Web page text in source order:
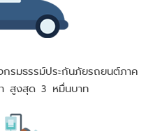
รมธรรม์ประกันภัยรถยนต์ภาค
า สูงสุด 3 หมื่นบาท